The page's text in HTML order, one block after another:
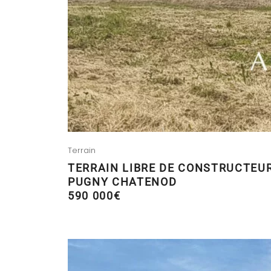
Terrain
TERRAIN LIBRE DE
PUGNY CHATENOD
590 000€